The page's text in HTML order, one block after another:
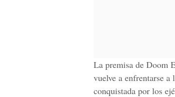
La premisa de Doom
vuelve a enfrentarse
conquistada por los